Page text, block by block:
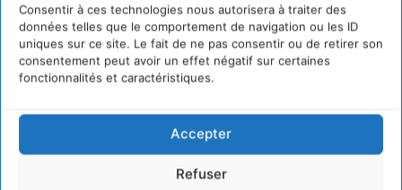
Consentir à ces technologies nous autorisera à traiter des
données telles que le comportement de navigation ou les ID
uniques sur ce site. Le fait de ne pas consentir ou de retirer son
consentement peut avoir un effet négatif sur certaines
fonctionnalités et caractéristiques.
Accepter
Refuser
Sur Cdurable
Comment le sol français a perdu sa mémoire